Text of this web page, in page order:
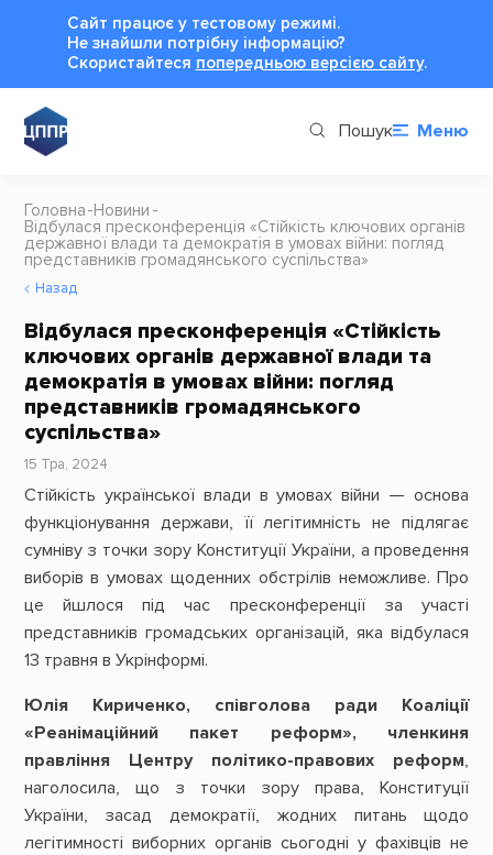
Сайт працює у тестовому режимі.
Не знайшли потрібну інформацію?
Cкористайтеся попередньою версією сайту.
Пошук Меню
Головна Новини
Відбулася пресконференція «Стійкість ключових органів
державної влади та демократія в умовах війни: погляд
представників громадянського суспільства»
Назад
Відбулася пресконференція «Стійкість
ключових органів державної влади та
демократія в умовах війни: погляд
представників громадянського
суспільства»
15 Тра, 2024
Стійкість української влади в умовах війни — основа
функціонування держави, її легітимність не підлягає
сумніву з точки зору Конституції України, а проведення
виборів в умовах щоденних обстрілів неможливе. Про
це йшлося під час пресконференції за участі
представників громадських організацій, яка відбулася
13 травня в Укрінформі.
Юлія Кириченко, співголова ради Коаліції
«Реанімаційний пакет реформ», членкиня
правління Центру політико-правових реформ,
наголосила, що з точки зору права, Конституції
України, засад демократії, жодних питань щодо
легітимності виборних органів сьогодні у фахівців не